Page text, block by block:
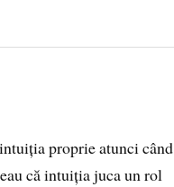
proprie atunci când
că intuiția juca un rol